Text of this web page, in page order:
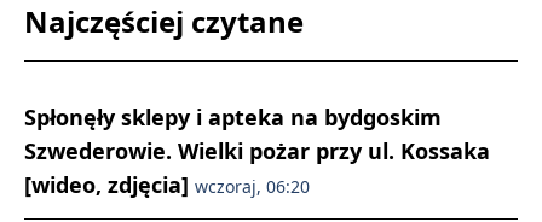
Najczęściej czytane
Spłonęły sklepy i apteka na bydgoskim
Szwederowie. Wielki pożar przy ul. Kossaka
[wideo, zdjęcia] wczoraj, 06:20